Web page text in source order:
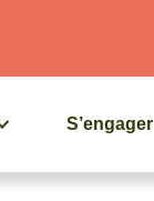
S’engager